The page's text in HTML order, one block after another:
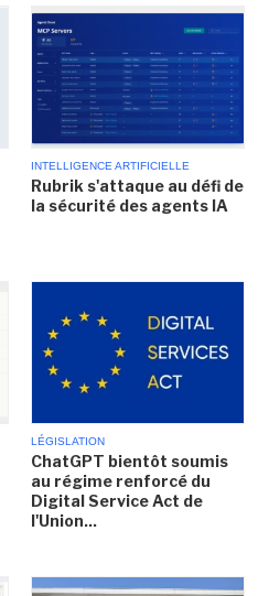
INTELLIGENCE ARTIFICIELLE
Rubrik s'attaque au défi de
la sécurité des agents IA
LÉGISLATION
ChatGPT bientôt soumis
au régime renforcé du
Digital Service Act de
l'Union...